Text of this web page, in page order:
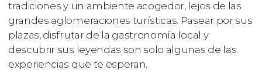
tradiciones y un ambiente acogedor, lejos de las
grandes aglomeraciones turísticas. Pasear por sus
plazas, disfrutar de la gastronomía local y
descubrir sus leyendas son solo algunas de las
experiencias que te esperan.